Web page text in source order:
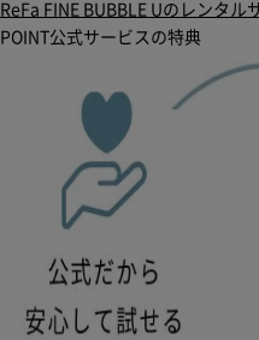
ReFa FINE BUBBLE Uのレンタル
POINT公式サービスの特典